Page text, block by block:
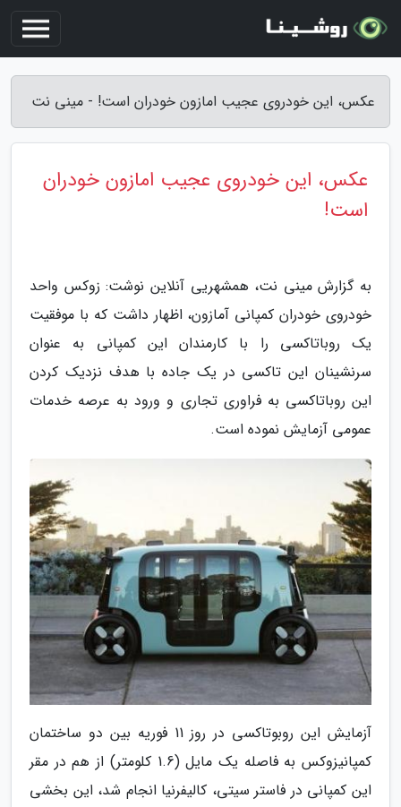
عکس، این خودروی عجیب امازون خودران است! - مینی نت
عکس، این خودروی عجیب امازون خودران
است!
به گزارش مینی نت، همشهریی آنلاین نوشت: زوکس واحد
خودروی خودران کمپانی آمازون، اظهار داشت که با موفقیت
یک روباتاکسی را با کارمندان این کمپانی به عنوان
سرنشینان این تاکسی در یک جاده با هدف نزدیک کردن
این روباتاکسی به فراوری تجاری و ورود به عرصه خدمات
عمومی آزمایش نموده است.
آزمایش این روبوتاکسی در روز 11 فوریه بین دو ساختمان
کمپانیزوکس به فاصله یک مایل (1.6 کلومتر) از هم در مقر
این کمپانی در فاستر سیتی، کالیفرنیا انجام شد، این بخشی